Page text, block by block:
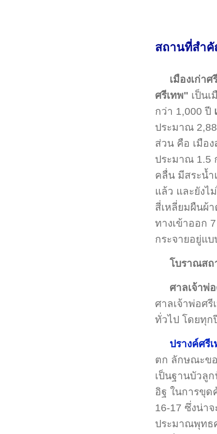
สถานที่สำ
เมืองเก่า
ศรีเทพ" เป็น
กว่า 1,000 ปี
ประมาณ
ส่วน คือ เมือ
ประมาณ 1.5
คลื่น มีสระน้
แล้ว และยังไ
สี่เหลี่ยมผืนผ้
ทางเข้าออก
กระจายอยู่แบ
โบราณสถ
ศาลเจ้าพ่
ศาลเจ้าพ่อศ
ทั่วไป โดยทุก
ปรางค์ศรี
ตก ลักษณะขอ
เป็นฐานบัวลู
อิฐ ในการขุ
16-17 ซึ่งน่า
ประมาณพุทธ